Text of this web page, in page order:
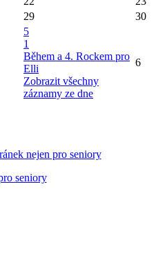
29 30
5
1
Během a 4. Rockem pro
Elli
Zobrazit všechny
záznamy ze dne
6
nejen pro seniory